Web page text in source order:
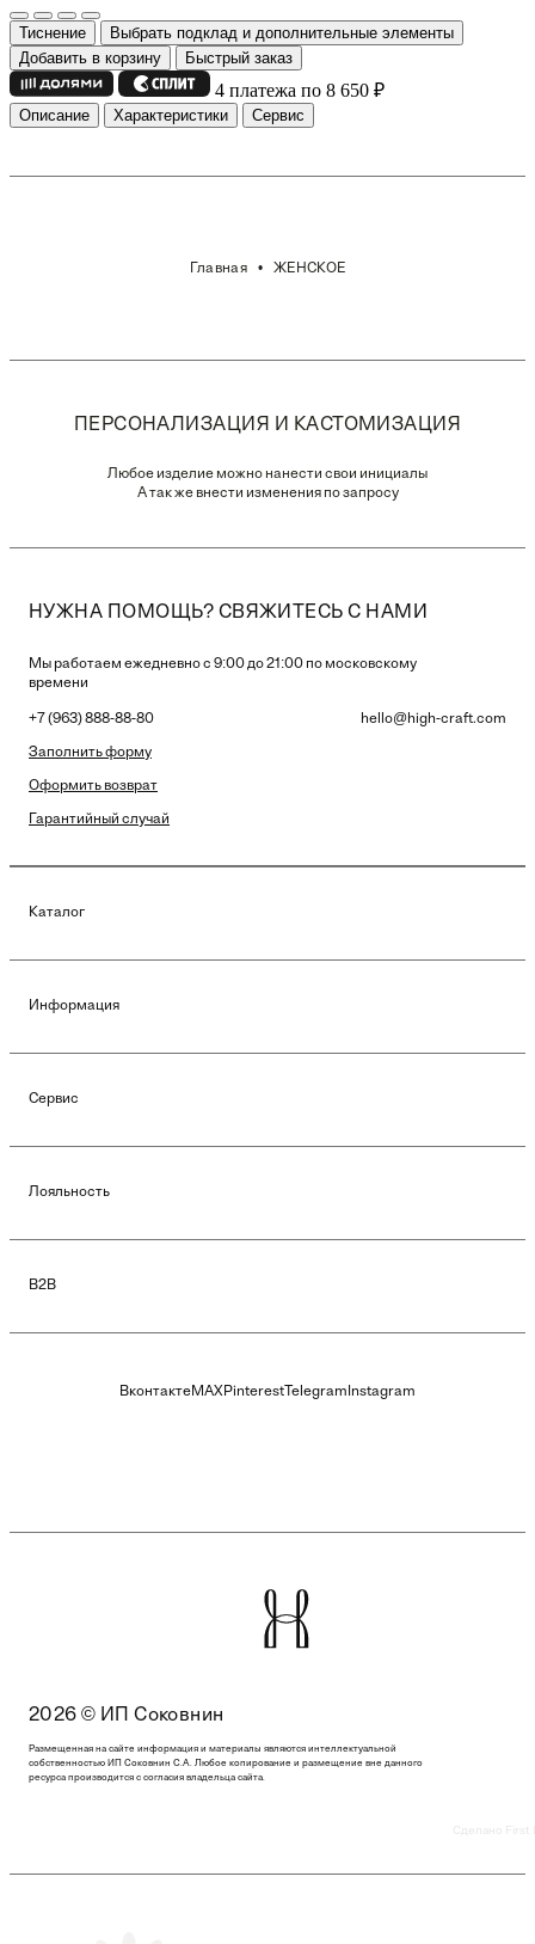
Тиснение
Выбрать подклад и дополнительные элементы
Добавить в корзину
Быстрый заказ
4 платежа по 8 650 ₽
Описание Характеристики Сервис
Главная ЖЕНСКОЕ
ПЕРСОНАЛИЗАЦИЯ И КАСТОМИЗАЦИЯ
Любое изделие можно нанести свои инициалы
А так же внести изменения по запросу
НУЖНА ПОМОЩЬ? СВЯЖИТЕСЬ С НАМИ
Мы работаем ежедневно с 9:00 до 21:00 по московскому
времени
+7 (963) 888-88-80 hello@high-craft.com
Заполнить форму
Оформить возврат
Гарантийный случай
Каталог
Информация
Сервис
Лояльность
B2B
ВконтактеMAXPinterest TelegramInstagram
2026 © ИП Соковнин
Размещенная на сайте информация и материалы являются интеллектуальной
собственностью ИП Соковнин С.А. Любое копирование и размещение вне данного
ресурса производится с согласия владельца сайта.